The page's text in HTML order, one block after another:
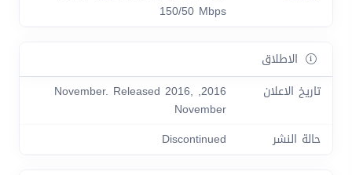
150/50 Mbps
الاطلاق
تاريخ الاعلان
2016, November. Released 2016,
November
حالة النشر
Discontinued